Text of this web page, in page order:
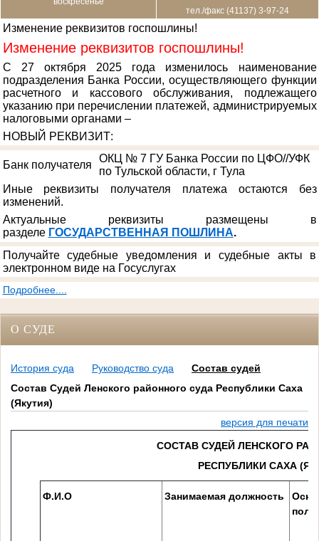
тел./факс (41137) 3-97-24
Изменение реквизитов госпошлины!
Изменение реквизитов госпошлины!
С 27 октября 2025 года изменилось наименование
подразделения Банка России, осуществляющего функции
расчетного и кассового обслуживания, подлежащего
указанию при перечислении платежей, администрируемых
налоговыми органами –
НОВЫЙ РЕКВИЗИТ:
Банк получателя
ОКЦ № 7 ГУ Банка России по ЦФО//УФК
по Тульской области, г Тула
Иные реквизиты получателя платежа остаются без
изменений.
Актуальные реквизиты размещены в
разделе ГОСУДАРСТВЕННАЯ ПОШЛИНА.
Получайте судебные уведомления и судебные акты в
электронном виде на Госуслугах
Подробнее....
О СУДЕ
История суда Руководство суда
Состав судей
Состав Судей Ленского районного суда Республики Саха
(Якутия)
версия для печати
СОСТАВ СУДЕЙ ЛЕНСКОГО
РЕСПУБЛИКИ САХА
Ф.И.О Занимаемая должность